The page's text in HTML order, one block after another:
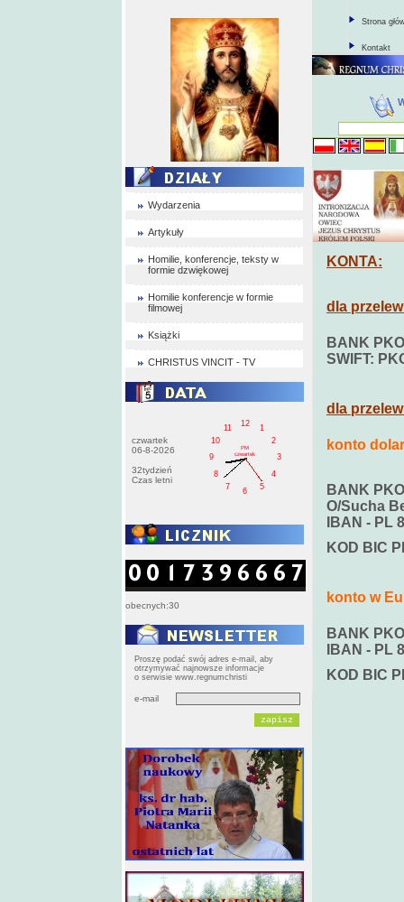
Wydarzenia
Artykuły
Homilie, konferencje, teksty w
formie dzwiękowej
Homilie konferencje w formie
filmowej
Książki
CHRISTUS VINCIT - TV
czwartek
06-8-2026
32tydzień
Czas letni
1
2
3
4
5
6
7
8
9
10
11
12
PM
czwartek
obecnych:30
Proszę podać swój adres e-mail, aby
otrzymywać najnowsze informacje
o serwisie www.regnumchristi
e-mail
Strona
Kontakt
KONTA:
dla
BANK
SWIFT:
dla
konto
BANK
O/Sucha
IBAN - PL
KOD BIC
konto w
BANK
IBAN - PL
KOD BIC